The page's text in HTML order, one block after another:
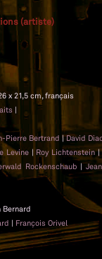
(artiste)
x 21,5 cm, français
|
Pierre Bertrand |David
Levine| Roy Lichtenstein|
Rockenschaub |
Bernard
| François Orivel